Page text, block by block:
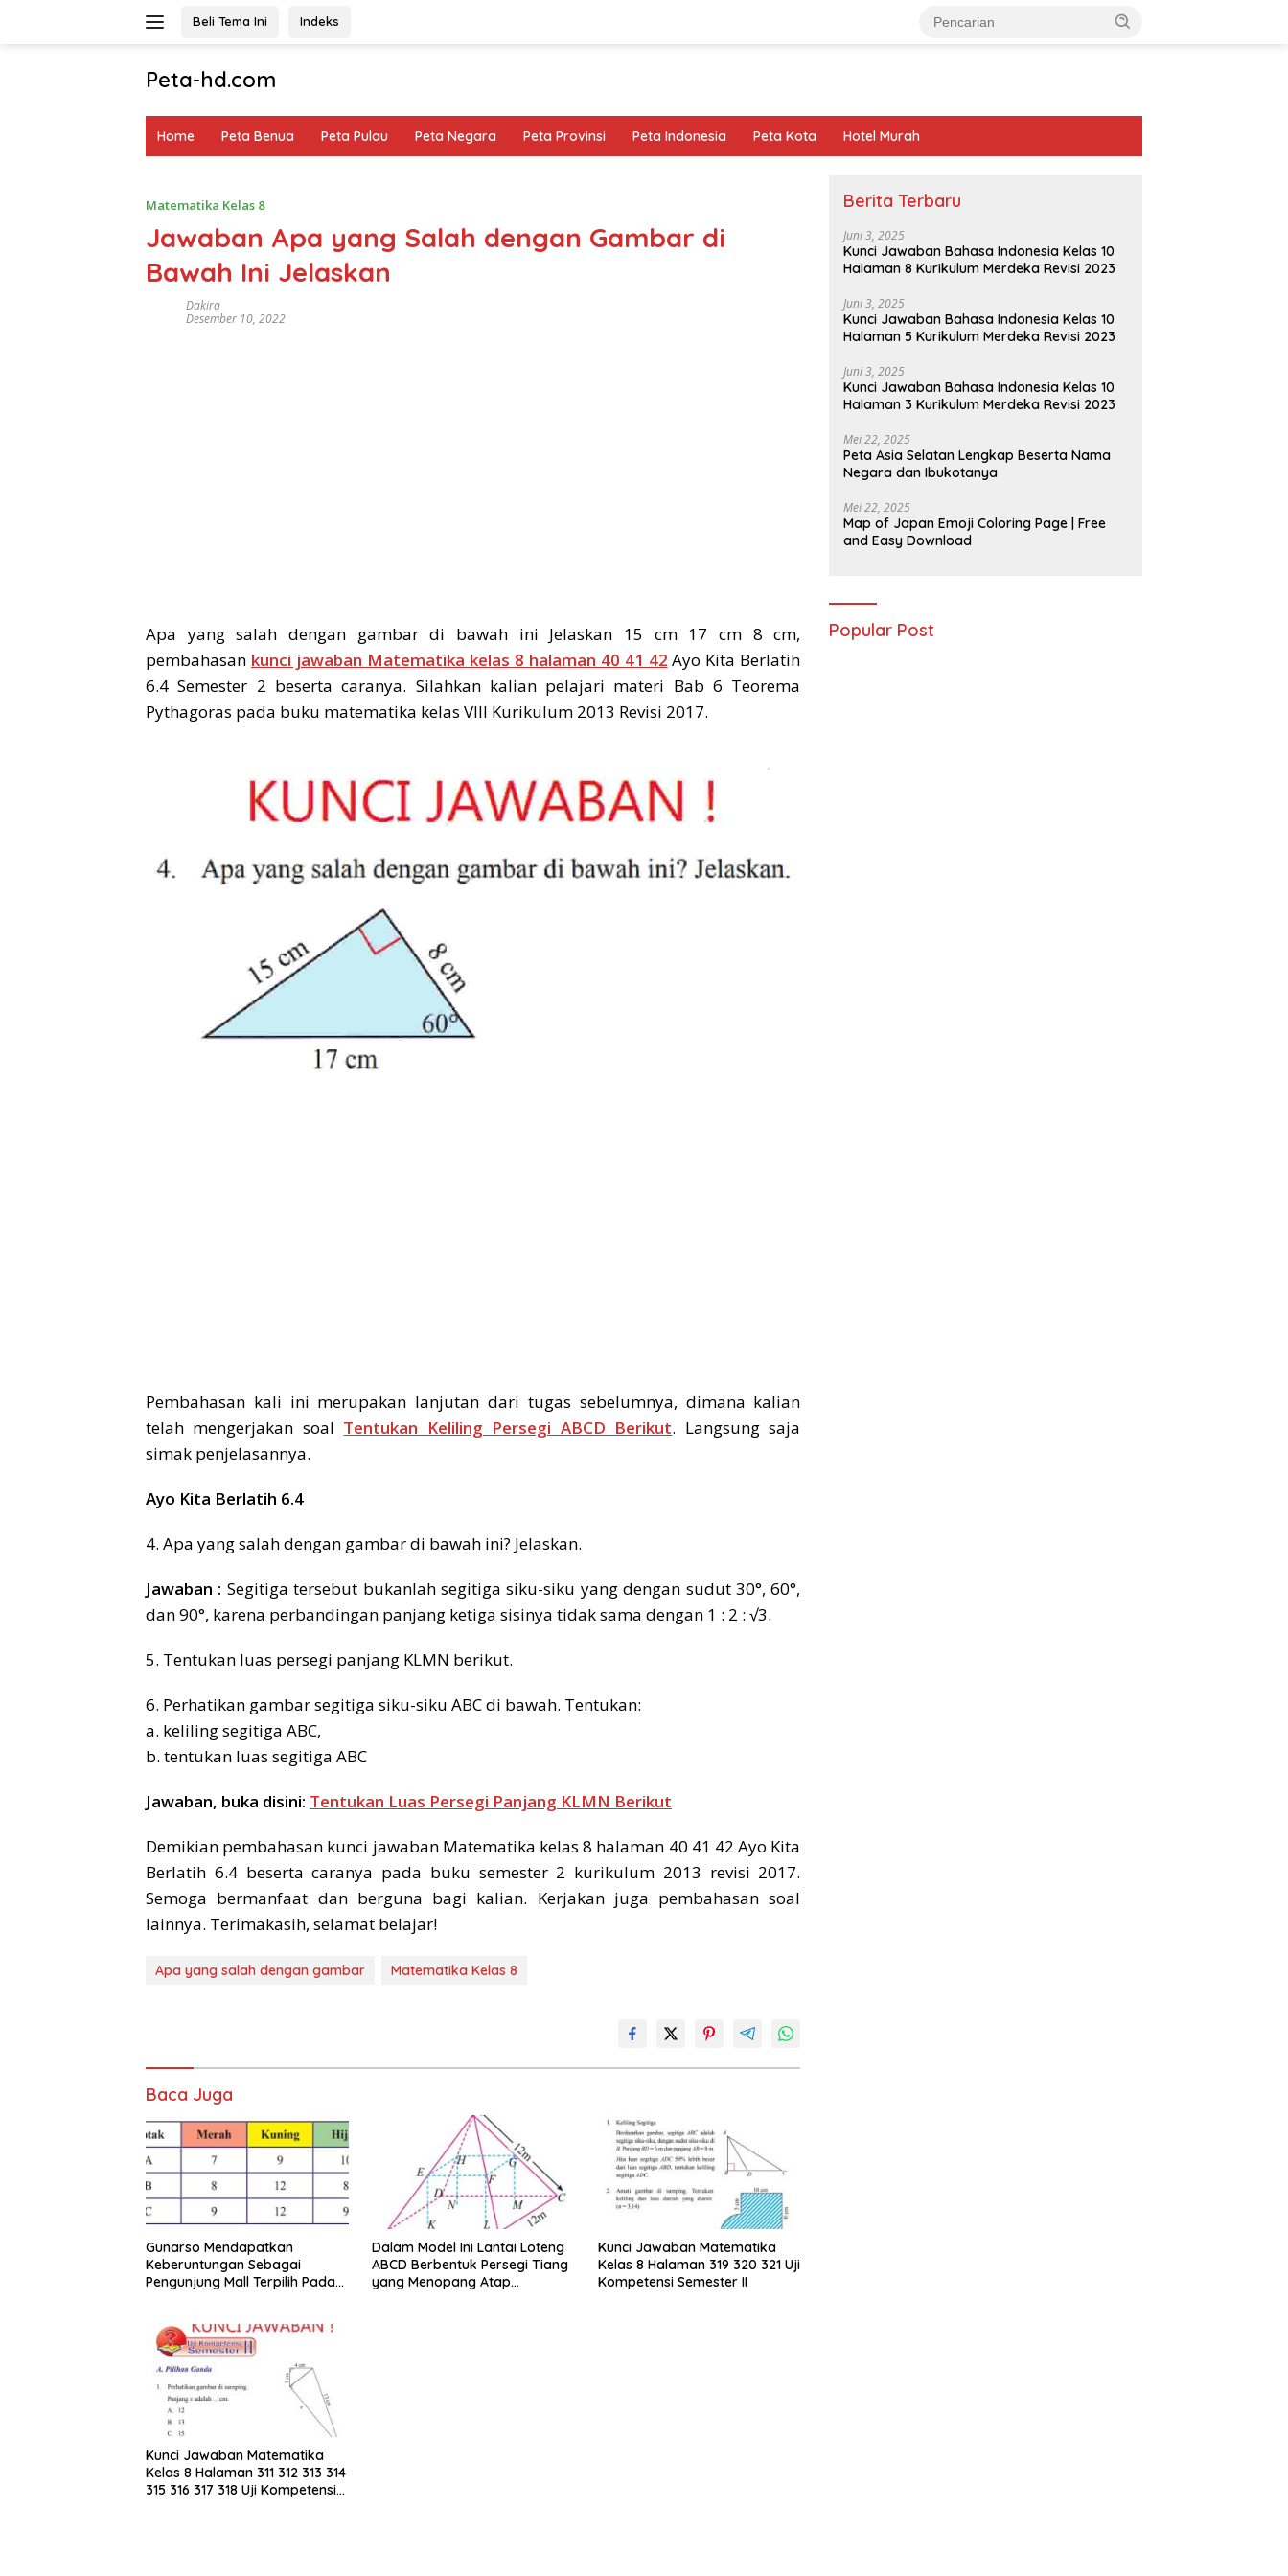
Beli Tema Ini Indeks
Peta-hd.com
Gambar
Home Peta Benua Peta Pulau Peta Negara Peta Provinsi Peta Indonesia Peta Kota Hotel Murah
Matematika Kelas 8
Jawaban Apa yang Salah dengan Gambar di
Bawah Ini Jelaskan
Dakira
Desember 10, 2022
Apa yang salah dengan gambar di bawah ini Jelaskan 15 cm 17 cm 8 cm,
pembahasan kunci jawaban Matematika kelas 8 halaman 40 41 42 Ayo Kita Berlatih
6.4 Semester 2 beserta caranya. Silahkan kalian pelajari materi Bab 6 Teorema
Pythagoras pada buku matematika kelas VIII Kurikulum 2013 Revisi 2017.
Pembahasan kali ini merupakan lanjutan dari tugas sebelumnya, dimana kalian
telah mengerjakan soal Tentukan Keliling Persegi ABCD Berikut. Langsung saja
simak penjelasannya.
Ayo Kita Berlatih 6.4
4. Apa yang salah dengan gambar di bawah ini? Jelaskan.
Jawaban : Segitiga tersebut bukanlah segitiga siku-siku yang dengan sudut 30°, 60°,
dan 90°, karena perbandingan panjang ketiga sisinya tidak sama dengan 1 : 2 : √3.
5. Tentukan luas persegi panjang KLMN berikut.
6. Perhatikan gambar segitiga siku-siku ABC di bawah. Tentukan:
a. keliling segitiga ABC,
b. tentukan luas segitiga ABC
Jawaban, buka disini: Tentukan Luas Persegi Panjang KLMN Berikut
Demikian pembahasan kunci jawaban Matematika kelas 8 halaman 40 41 42 Ayo Kita
Berlatih 6.4 beserta caranya pada buku semester 2 kurikulum 2013 revisi 2017.
Semoga bermanfaat dan berguna bagi kalian. Kerjakan juga pembahasan soal
lainnya. Terimakasih, selamat belajar!
Apa yang salah dengan gambar Matematika Kelas 8
Baca Juga
Gunarso Mendapatkan
Keberuntungan Sebagai
Pengunjung Mall Terpilih Pada
Dalam Model Ini Lantai Loteng
ABCD Berbentuk Persegi Tiang
yang Menopang Atap
Kunci Jawaban Matematika
Kelas 8 Halaman 319 320 321 Uji
Kompetensi Semester II
Kunci Jawaban Matematika
Kelas 8 Halaman 311 312 313 314
315 316 317 318 Uji Kompetensi
Berita Terbaru
Juni 3, 2025
Kunci Jawaban Bahasa Indonesia Kelas 10
Halaman 8 Kurikulum Merdeka Revisi 2023
Juni 3, 2025
Kunci Jawaban Bahasa Indonesia Kelas 10
Halaman 5 Kurikulum Merdeka Revisi 2023
Juni 3, 2025
Kunci Jawaban Bahasa Indonesia Kelas 10
Halaman 3 Kurikulum Merdeka Revisi 2023
Mei 22, 2025
Peta Asia Selatan Lengkap Beserta Nama
Negara dan Ibukotanya
Mei 22, 2025
Map of Japan Emoji Coloring Page | Free
and Easy Download
Popular Post